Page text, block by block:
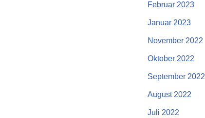
Februar 2023
Januar 2023
November 2022
Oktober 2022
September 2022
August 2022
Juli 2022